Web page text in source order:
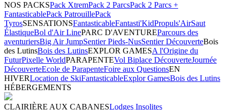
NOS PACKSPack XtremPack 2 ParcsPack 2 Parcs +
FantasticablePack PatrouillePack
TyrosSENSATIONSFantasticableFantasti'KidPropuls'AirSaut
ÉlastiqueBol d'Air LinePARC D'AVENTUREParcours des
aventuriersBig Air JumpSentier Pieds-NusSentier DécouverteBois
des LutinsBois des LutinsEXPLOR GAMESA l'Origine du
FuturPixelle WorldPARAPENTEVol Biplace DécouverteJournée
DécouverteEcole de ParapenteFoire aux QuestionsEN
HIVERLocation de SkiFantasticableExplor GamesBois des Lutins
HÉBERGEMENTS
CLAIRIÈRE AUX CABANESLodges Insolites